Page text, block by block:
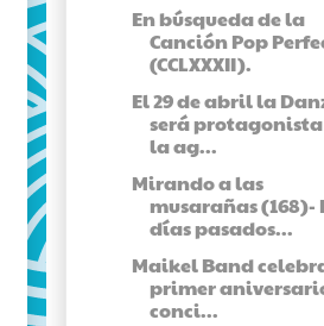
En búsqueda de la
Canción Pop
(CCLXXXII).
El 29 de abril la
será
la ag...
Mirando a las
musarañas (168)-
días pasados...
Maikel Band
primer
conci...